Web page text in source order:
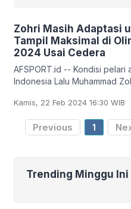
Zohri Masih Adaptasi
Tampil Maksimal di
2024 Usai Cedera
AFSPORT.id -- Kondisi pelari
Indonesia Lalu Muhammad
memerlukan adaptasi secara
untuk tampil
Kamis, 22 Feb 2024 16:30 WIB
Previous 1
Trending Minggu Ini